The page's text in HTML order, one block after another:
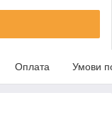
Оплата Умови